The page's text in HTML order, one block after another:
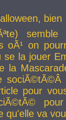
bien
semble
oÃ¹ on
se la jouer
la
pour
qu'elle va